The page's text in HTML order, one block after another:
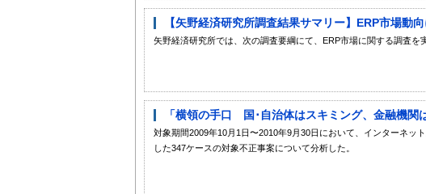
【矢野経済研究所調査結果サマリー】ERP市場動
矢野経済研究所では、次の調査要綱にて、ERP市場に関する調査を
「横領の手口 国･自治体はスキミング、金融機関
対象期間2009年10月1日〜2010年9月30日において、インターネッ
した347ケースの対象不正事案について分析した。